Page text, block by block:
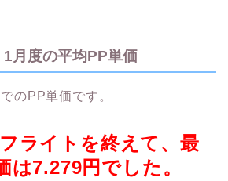
月度の平均PP単価
のPP単価です。
ライトを終えて、最
は7.279円でした。